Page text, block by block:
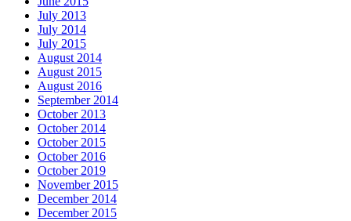
July 2013
July 2014
July 2015
August 2014
August 2015
August 2016
September 2014
October 2013
October 2014
October 2015
October 2016
October 2019
November 2015
December 2014
December 2015